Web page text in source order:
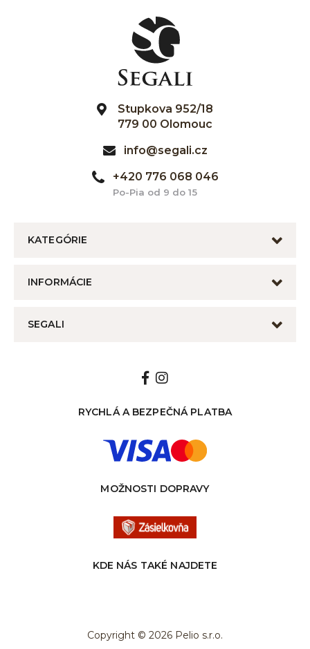
Stupkova 952/18
779 00 Olomouc
info@segali.cz
+420 776 068 046
Po-Pia od 9 do 15
KATEGÓRIE
INFORMÁCIE
SEGALI
RYCHLÁ A BEZPEČNÁ PLATBA
MOŽNOSTI DOPRAVY
KDE NÁS TAKÉ NAJDETE
Copyright © 2026 Pelio s.r.o.